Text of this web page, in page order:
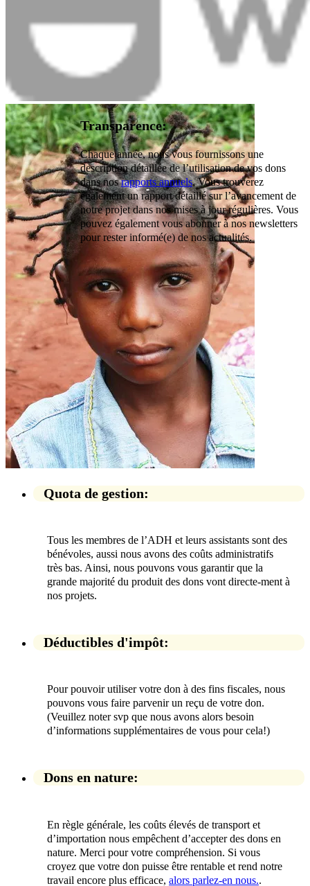
Transparence:
Chaque année, nous vous fournissons une
description détaillée de l’utilisation de vos dons
dans nosrapports annuels. Vous trouverez
également un rapport détaillé sur l’avancement de
notre projet dans nos mises à jour régulières. Vous
pouvez également vous abonner à nos newsletters
pour rester informé(e) de nos actualités.
Quota de gestion:
Tous les membres de l’ADH et leurs assistants sont des
bénévoles, aussi nous avons des coûts administratifs
très bas. Ainsi, nous pouvons vous garantir que la
grande majorité du produit des dons vont directe-ment à
nos projets.
Déductibles d'impôt:
Pour pouvoir utiliser votre don à des fins fiscales, nous
pouvons vous faire parvenir un reçu de votre don.
(Veuillez noter svp que nous avons alors besoin
d’informations supplémentaires de vous pour cela!)
Dons en nature:
En règle générale, les coûts élevés de transport et
d’importation nous empêchent d’accepter des dons en
nature. Merci pour votre compréhension. Si vous
croyez que votre don puisse être rentable et rend notre
travail encore plus efficace, alors parlez-en nous..